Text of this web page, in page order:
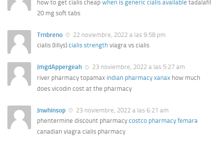
how to get cialis cheap when is generic cialis available tadalafil
20 mg soft tabs
Trnbreno
22 noviembre, 2022 a las 9:58 pm
cialis (lillys) cialis strength viagra vs cialis
JmgdAppergeah
23 noviembre, 2022 a las 5:27 am
river pharmacy topamax indian pharmacy xanax how much
does vicodin cost at the pharmacy
Jnwhinsop
23 noviembre, 2022 a las 6:21 am
phentermine discount pharmacy costco pharmacy femara
canadian viagra cialis pharmacy